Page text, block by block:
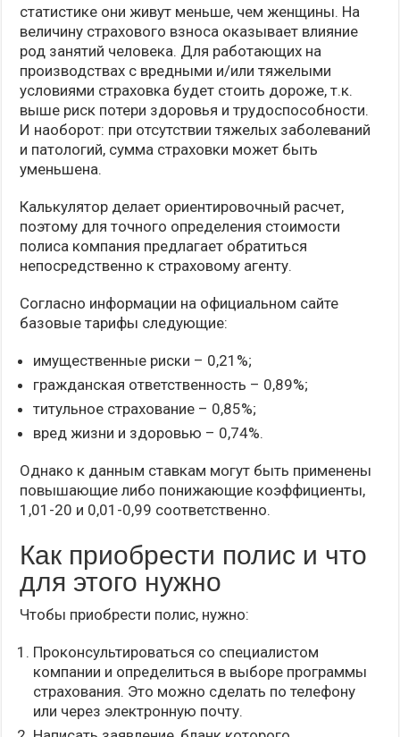
статистике они живут меньше, чем женщины. На
величину страхового взноса оказывает влияние
род занятий человека. Для работающих на
производствах с вредными и/или тяжелыми
условиями страховка будет стоить дороже, т.к.
выше риск потери здоровья и трудоспособности.
И наоборот: при отсутствии тяжелых заболеваний
и патологий, сумма страховки может быть
уменьшена.
Калькулятор делает ориентировочный расчет,
поэтому для точного определения стоимости
полиса компания предлагает обратиться
непосредственно к страховому агенту.
Согласно информации на официальном сайте
базовые тарифы следующие:
имущественные риски – 0,21%;
гражданская ответственность – 0,89%;
титульное страхование – 0,85%;
вред жизни и здоровью – 0,74%.
Однако к данным ставкам могут быть применены
повышающие либо понижающие коэффициенты,
1,01-20 и 0,01-0,99 соответственно.
Как приобрести полис и что
для этого нужно
Чтобы приобрести полис, нужно:
Проконсультироваться со специалистом
компании и определиться в выборе программы
страхования. Это можно сделать по телефону
или через электронную почту.